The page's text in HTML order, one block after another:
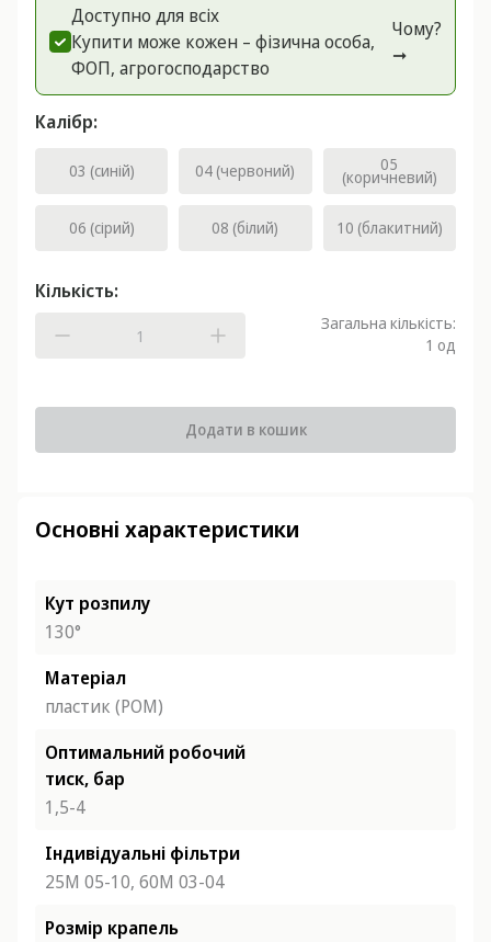
Доступно для всіх
Купити може кожен – фізична особа,
ФОП, агрогоспoдарство
Чому?
➞
Калібр:
03 (синій) 04 (червоний) 05
(коричневий)
06 (сірий) 08 (білий) 10 (блакитний)
Кількість:
Загальна кількість:
1 од
Додати в кошик
Основні характеристики
Кут розпилу
130°
Матеріал
пластик (POM)
Оптимальний робочий
тиск, бар
1,5-4
Індивідуальні фільтри
25М 05-10, 60М 03-04
Розмір крапель